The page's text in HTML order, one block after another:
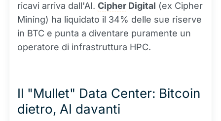
ricavi arriva dall'AI. Cipher Digital (ex Cipher
Mining) ha liquidato il 34% delle sue riserve
in BTC e punta a diventare puramente un
operatore di infrastruttura HPC.
Il "Mullet" Data Center: Bitcoin
dietro, AI davanti